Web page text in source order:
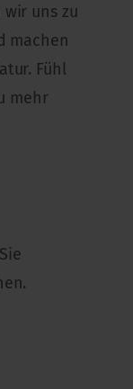
wir uns zu
machen
Fühl
mehr